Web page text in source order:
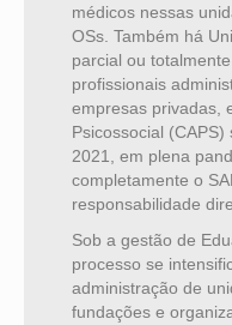
médicos nessas
OSs. Também há
parcial ou
profissionais
empresas privadas,
Psicossocial
2021, em plena
completamente o
responsabilidade
Sob a gestão de
processo se
administração de
fundações e